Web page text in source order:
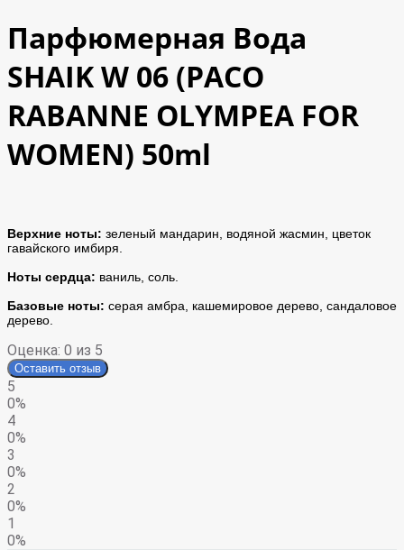
Парфюмерная Вода
SHAIK W 06 (PACO
RABANNE OLYMPEA FOR
WOMEN) 50ml
Верхние ноты: зеленый мандарин, водяной жасмин, цветок
гавайского имбиря.
Ноты сердца: ваниль, соль.
Базовые ноты: серая амбра, кашемировое дерево, сандаловое
дерево.
Оценка: 0 из 5
Оставить отзыв
5
0%
4
0%
3
0%
2
0%
1
0%